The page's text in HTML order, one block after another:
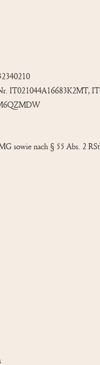
IT021044A16683K2MT,
sowie nach § 55 Abs. 2